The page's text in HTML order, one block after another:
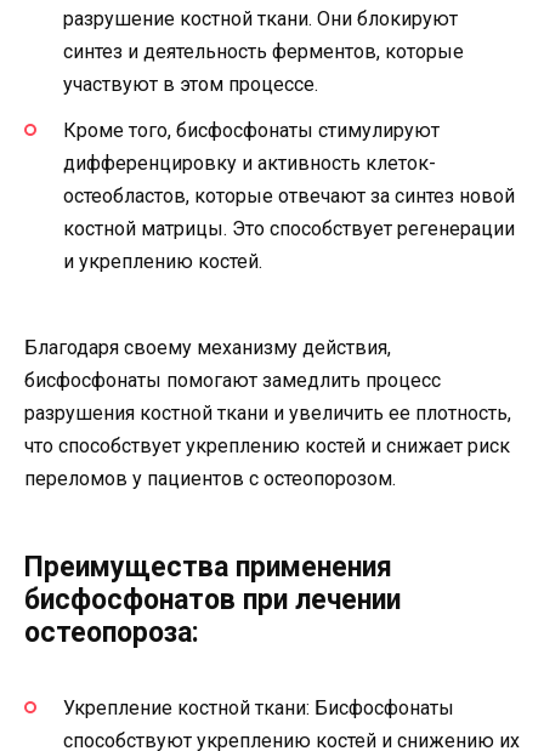
разрушение костной ткани. Они блокируют
синтез и деятельность ферментов, которые
участвуют в этом процессе.
Кроме того, бисфосфонаты стимулируют
дифференцировку и активность клеток-
остеобластов, которые отвечают за синтез новой
костной матрицы. Это способствует регенерации
и укреплению костей.
Благодаря своему механизму действия,
бисфосфонаты помогают замедлить процесс
разрушения костной ткани и увеличить ее плотность,
что способствует укреплению костей и снижает риск
переломов у пациентов с остеопорозом.
Преимущества применения
бисфосфонатов при лечении
остеопороза:
Укрепление костной ткани: Бисфосфонаты
способствуют укреплению костей и снижению их